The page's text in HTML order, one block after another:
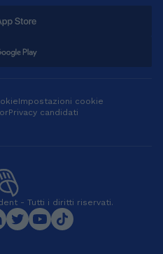
Impostazioni cookie
Privacy candidati
- Tutti i diritti riservati.